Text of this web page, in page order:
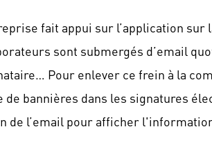
fait appui sur l’application sur
sont submergés d’email
Pour enlever ce frein à la
de bannières dans les signatures
de l’email pour afficher